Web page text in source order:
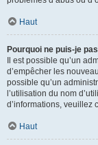
Haut
Pourquoi ne puis-je
Il est possible qu’un
d’empêcher les
possible qu’un
l’utilisation du nom
d’informations, veuillez
Haut